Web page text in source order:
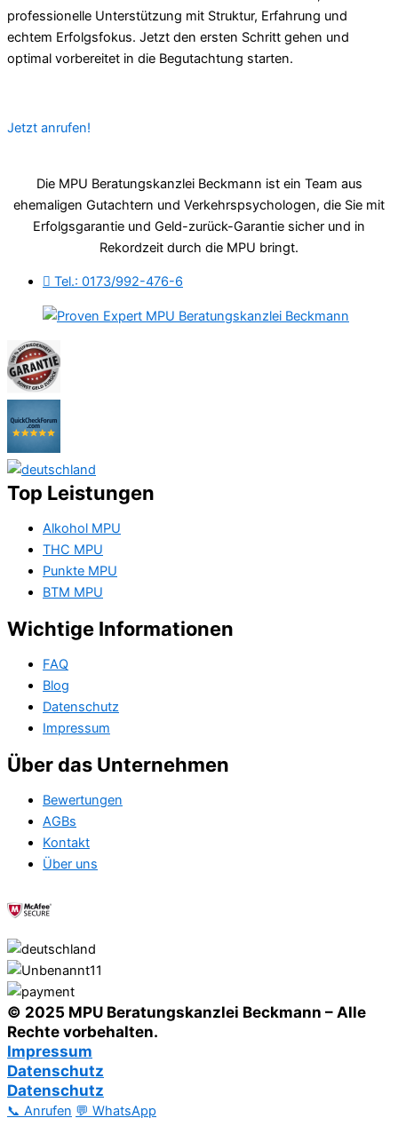
professionelle Unterstützung mit Struktur, Erfahrung und
echtem Erfolgsfokus. Jetzt den ersten Schritt gehen und
optimal vorbereitet in die Begutachtung starten.
Jetzt anrufen!
Die MPU Beratungskanzlei Beckmann ist ein Team aus
ehemaligen Gutachtern und Verkehrspsychologen, die Sie mit
Erfolgsgarantie und Geld-zurück-Garantie sicher und in
Rekordzeit durch die MPU bringt.
Tel.: 0173/992-476-6
Top Leistungen
Alkohol MPU
THC MPU
Punkte MPU
BTM MPU
Wichtige Informationen
FAQ
Blog
Datenschutz
Impressum
Über das Unternehmen
Bewertungen
AGBs
Kontakt
Über uns
© 2025 MPU Beratungskanzlei Beckmann – Alle
Rechte vorbehalten.
Impressum
Datenschutz
Datenschutz
📞 Anrufen 💬 WhatsApp